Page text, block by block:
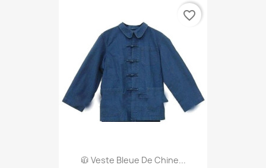
🧥 Veste Bleue De Chine...
favorite_border